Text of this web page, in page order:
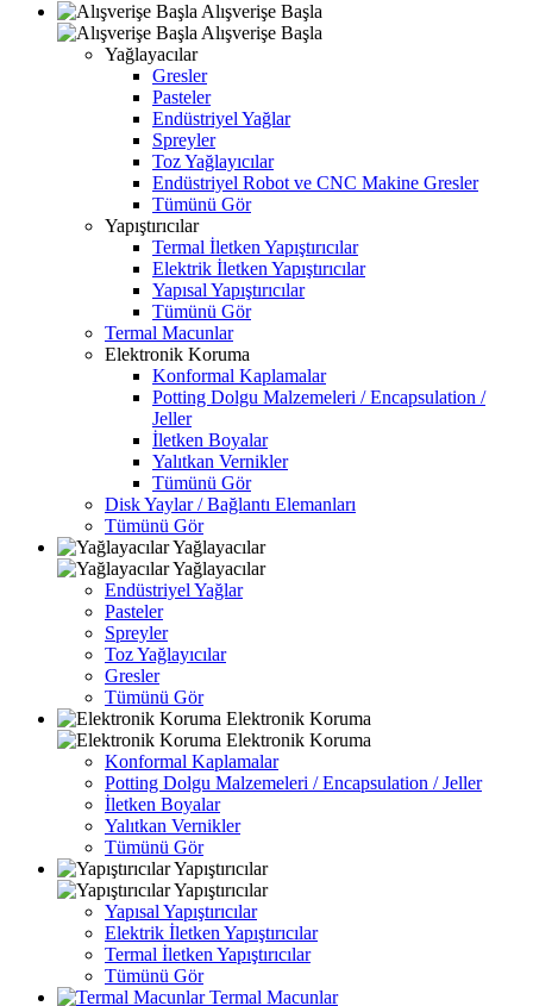
Alışverişe Başla
Alışverişe Başla
Yağlayacılar
Gresler
Pasteler
Endüstriyel Yağlar
Spreyler
Toz Yağlayıcılar
Endüstriyel Robot ve CNC Makine Gresler
Tümünü Gör
Yapıştırıcılar
Termal İletken Yapıştırıcılar
Elektrik İletken Yapıştırıcılar
Yapısal Yapıştırıcılar
Tümünü Gör
Termal Macunlar
Elektronik Koruma
Konformal Kaplamalar
Potting Dolgu Malzemeleri / Encapsulation /
Jeller
İletken Boyalar
Yalıtkan Vernikler
Tümünü Gör
Disk Yaylar / Bağlantı Elemanları
Tümünü Gör
Yağlayacılar
Yağlayacılar
Endüstriyel Yağlar
Pasteler
Spreyler
Toz Yağlayıcılar
Gresler
Tümünü Gör
Elektronik Koruma
Elektronik Koruma
Konformal Kaplamalar
Potting Dolgu Malzemeleri / Encapsulation / Jeller
İletken Boyalar
Yalıtkan Vernikler
Tümünü Gör
Yapıştırıcılar
Yapıştırıcılar
Yapısal Yapıştırıcılar
Elektrik İletken Yapıştırıcılar
Termal İletken Yapıştırıcılar
Tümünü Gör
Termal Macunlar